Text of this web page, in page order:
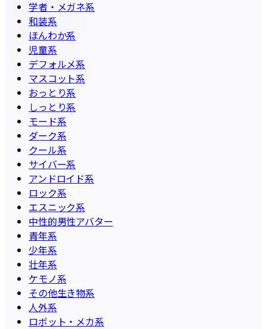
学者・メガネ系
和装系
ほんわか系
児童系
デフォルメ系
マスコット系
おっとり系
しっとり系
モード系
ダーク系
クール系
サイバー系
アンドロイド系
ロック系
エスニック系
中性的男性アバター
青年系
少年系
壮年系
ケモノ系
その他生き物系
人外系
ロボット・メカ系